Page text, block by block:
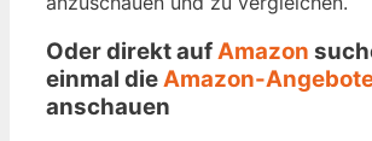
Oder direkt aufAmazon
einmal dieAmazon-
anschauen